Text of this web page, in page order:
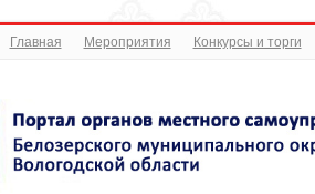
Главная Мероприятия Конкурсы и торги